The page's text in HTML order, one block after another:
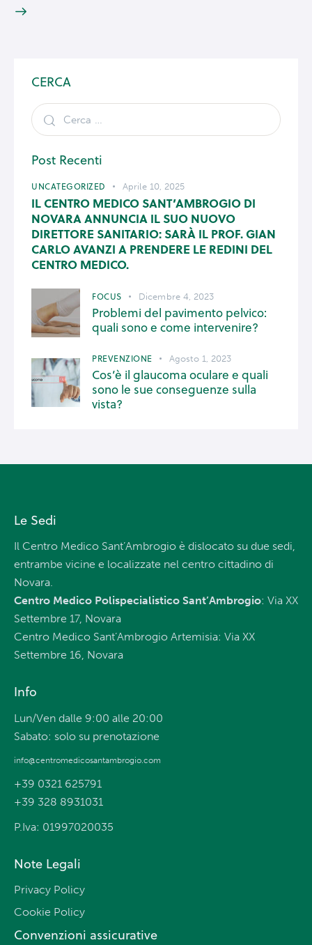
CERCA
Post Recenti
UNCATEGORIZED Aprile 10, 2025
IL CENTRO MEDICO SANT’AMBROGIO DI
NOVARA ANNUNCIA IL SUO NUOVO
DIRETTORE SANITARIO: SARÀ IL PROF. GIAN
CARLO AVANZI A PRENDERE LE REDINI DEL
CENTRO MEDICO.
FOCUS Dicembre 4, 2023
Problemi del pavimento pelvico:
quali sono e come intervenire?
PREVENZIONE Agosto 1, 2023
Cos’è il glaucoma oculare e quali
sono le sue conseguenze sulla
vista?
Le Sedi
Il Centro Medico Sant’Ambrogio è dislocato su due sedi,
entrambe vicine e localizzate nel centro cittadino di
Novara.
Centro Medico Polispecialistico Sant’Ambrogio: Via XX
Settembre 17, Novara
Centro Medico Sant’Ambrogio Artemisia: Via XX
Settembre 16, Novara
Info
Lun/Ven dalle 9:00 alle 20:00
Sabato: solo su prenotazione
info@centromedicosantambrogio.com
+39 0321 625791
+39 328 8931031
P.Iva: 01997020035
Note Legali
Privacy Policy
Cookie Policy
Convenzioni assicurative